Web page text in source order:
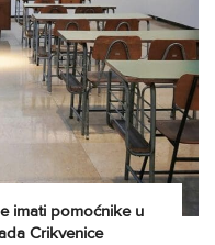
imati pomoćnike u
Crikvenice